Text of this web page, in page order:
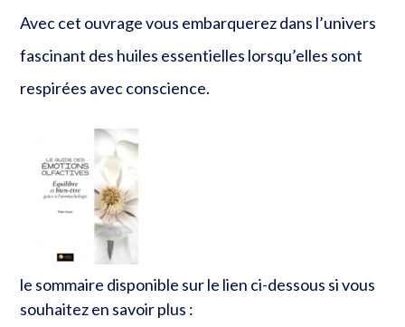
Avec cet ouvrage vous embarquerez dans l’univers
fascinant des huiles essentielles lorsqu’elles sont
respirées avec conscience.
le sommaire disponible sur le lien ci-dessous si vous
souhaitez en savoir plus :